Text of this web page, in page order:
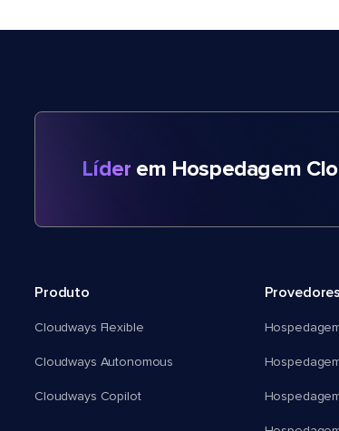
Líder em Hospedagem
Produto
Cloudways Flexible
Cloudways Autonomous
Cloudways Copilot